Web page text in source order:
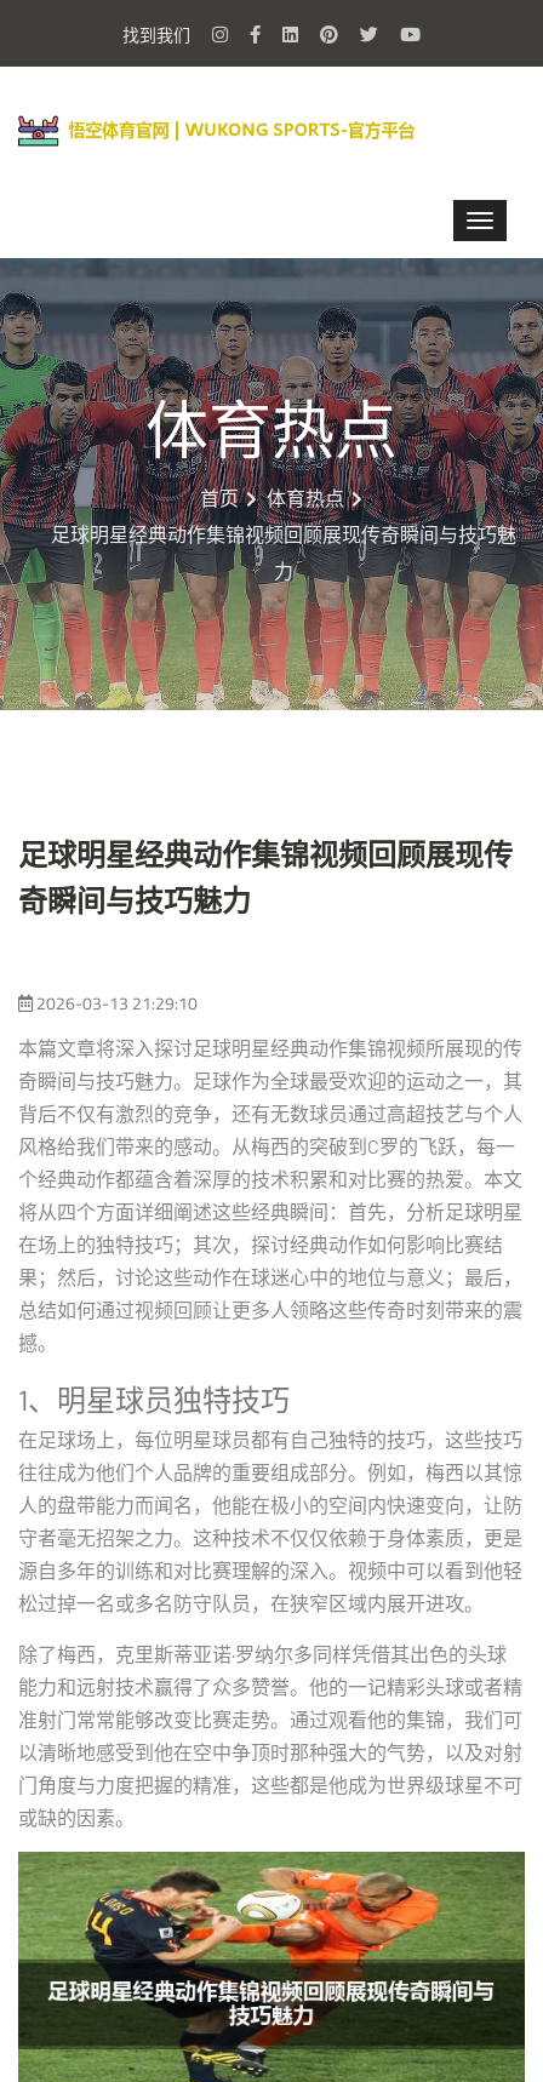
找到我们
体育热点
首页
体育热点
足球明星经典动作集锦视频回顾展现传奇瞬间与技巧魅
力
足球明星经典动作集锦视频回顾展现传
奇瞬间与技巧魅力
2026-03-13 21:29:10
本篇文章将深入探讨足球明星经典动作集锦视频所展现的传
奇瞬间与技巧魅力。足球作为全球最受欢迎的运动之一，其
背后不仅有激烈的竞争，还有无数球员通过高超技艺与个人
风格给我们带来的感动。从梅西的突破到C罗的飞跃，每一
个经典动作都蕴含着深厚的技术积累和对比赛的热爱。本文
将从四个方面详细阐述这些经典瞬间：首先，分析足球明星
在场上的独特技巧；其次，探讨经典动作如何影响比赛结
果；然后，讨论这些动作在球迷心中的地位与意义；最后，
总结如何通过视频回顾让更多人领略这些传奇时刻带来的震
撼。
1、明星球员独特技巧
在足球场上，每位明星球员都有自己独特的技巧，这些技巧
往往成为他们个人品牌的重要组成部分。例如，梅西以其惊
人的盘带能力而闻名，他能在极小的空间内快速变向，让防
守者毫无招架之力。这种技术不仅仅依赖于身体素质，更是
源自多年的训练和对比赛理解的深入。视频中可以看到他轻
松过掉一名或多名防守队员，在狭窄区域内展开进攻。
除了梅西，克里斯蒂亚诺·罗纳尔多同样凭借其出色的头球
能力和远射技术赢得了众多赞誉。他的一记精彩头球或者精
准射门常常能够改变比赛走势。通过观看他的集锦，我们可
以清晰地感受到他在空中争顶时那种强大的气势，以及对射
门角度与力度把握的精准，这些都是他成为世界级球星不可
或缺的因素。